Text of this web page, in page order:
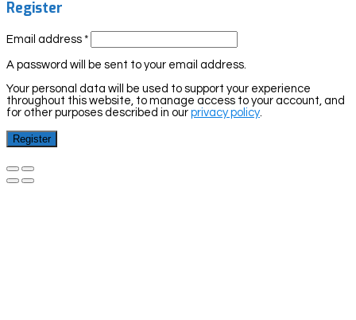
Register
Email address *
A password will be sent to your email address.
Your personal data will be used to support your experience
throughout this website, to manage access to your account, and
for other purposes described in our privacy policy.
Register